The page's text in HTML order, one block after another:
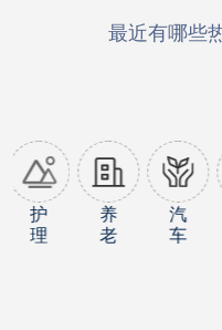
最近有哪些
护
理
养
老
汽
车